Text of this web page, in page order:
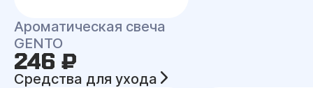
Ароматическая свеча
GENTO
246 ₽
Средства для ухода